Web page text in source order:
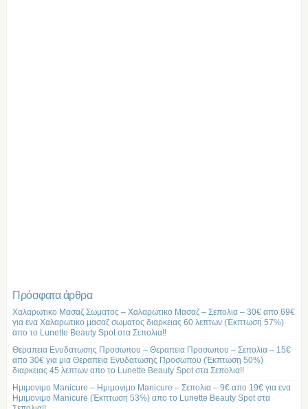
Πρόσφατα άρθρα
Χαλαρωτικο Μασαζ Σωματος – Χαλαρωτικο Μασαζ – Σεπολια – 30€ απο 69€
για ενα Χαλαρωτικο μασαζ σωματος διαρκειας 60 λεπτων (Έκπτωση 57%)
απο το Lunette Beauty Spot στα Σεπολια!!
Θεραπεια Ενυδατωσης Προσωπου – Θεραπεια Προσωπου – Σεπολια – 15€
απο 30€ για μια Θεραπεια Ενυδατωσης Προσωπου (Έκπτωση 50%)
διαρκειας 45 λεπτων απο το Lunette Beauty Spot στα Σεπολια!!
Ημιμονιμο Manicure – Ημιμονιμο Manicure – Σεπολια – 9€ απο 19€ για ενα
Ημιμονιμο Manicure (Έκπτωση 53%) απο το Lunette Beauty Spot στα